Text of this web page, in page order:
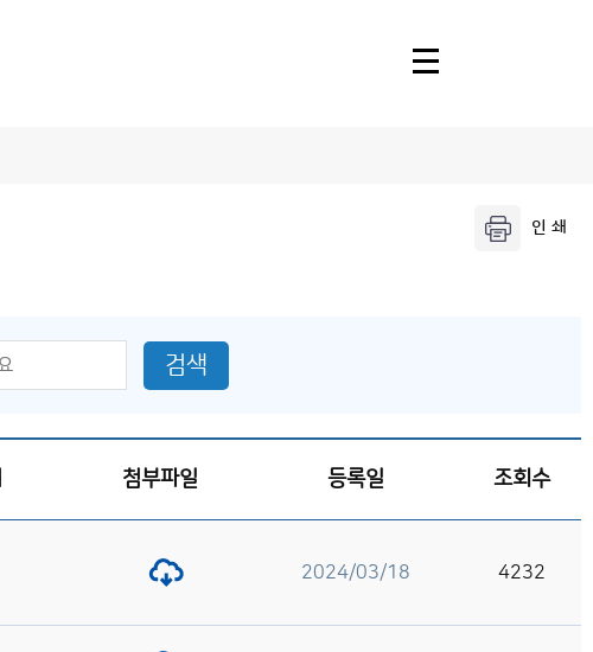
이해확산
Q&A
관련사이트
채용
검색
첨부파일 등록일 조회수
2024/03/18 4232